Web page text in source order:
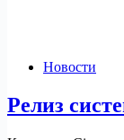
Новости
Релиз